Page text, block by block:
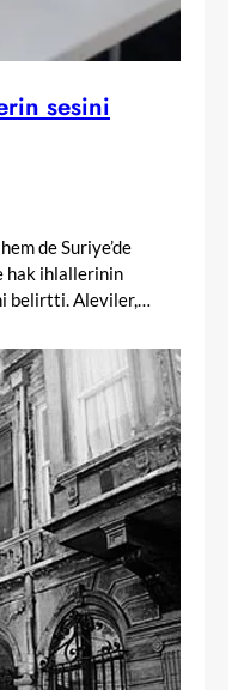
sesini
de Suriye’de
hak ihlallerinin
belirtti. Aleviler,…